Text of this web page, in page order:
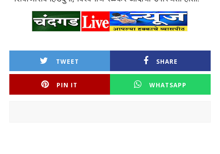
TWEET SHARE
PIN IT WHATSAPP